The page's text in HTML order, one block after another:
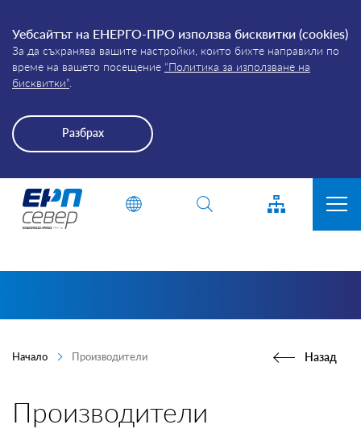
Уебсайтът на ЕНЕРГО-ПРО използва бисквитки (cookies)
За да съхранява вашите настройки, които бихте направили по
време на вашето посещение “Политика за използване на
бисквитки”
Разбрах
Въведете дума или фраза
Energo-
ПРЕКЪСВАНИЯ
КЛИЕНТИ
ТЪРГОВЦИ
Начало Производители Назад
Производители